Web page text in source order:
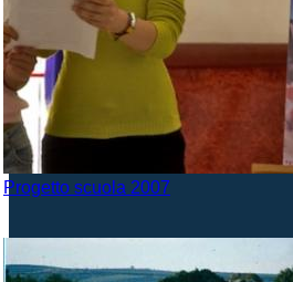
Progetto scuola 2007